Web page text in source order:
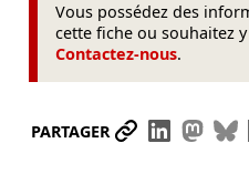
Vous possédez des
cette fiche ou souhaitez
Contactez-nous.
PARTAGER Partager le